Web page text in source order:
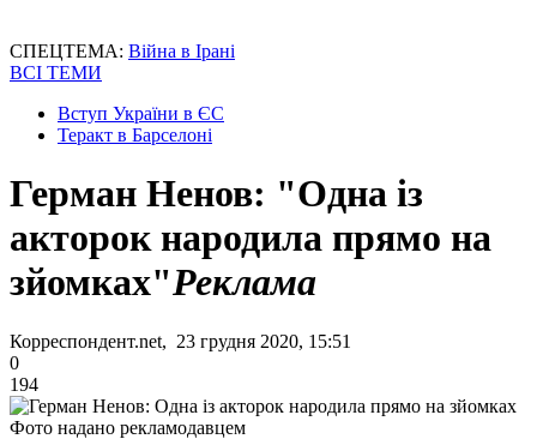
СПЕЦТЕМА: Війна в Ірані
ВСІ ТЕМИ
Вступ України в ЄС
Теракт в Барселоні
Герман Ненов: "Одна із
акторок народила прямо на
зйомках"Реклама
Корреспондент.net, 23 грудня 2020, 15:51
0
194
Фото надано рекламодавцем